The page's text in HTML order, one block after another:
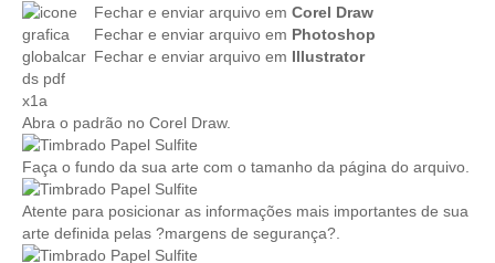
Fechar e enviar arquivo em Corel Draw
Fechar e enviar arquivo em Photoshop
Fechar e enviar arquivo em Illustrator
Abra o padrão no Corel Draw.
Faça o fundo da sua arte com o tamanho da página do arquivo.
Atente para posicionar as informações mais importantes de sua
arte definida pelas ?margens de segurança?.